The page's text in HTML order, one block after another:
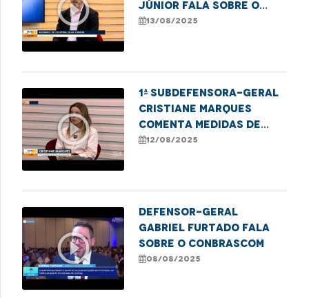
play_circle_outline
Júnior fala sobre o
mútirão Meu Pai, Meu
13/08/2025
play_circle_outline
1ª Subdefensora-geral
Cristiane Marques
comenta medidas de
enfrentamento à
12/08/2025
play_circle_outline
Defensor-Geral
Gabriel Furtado fala
sobre o Conbrascom
08/08/2025